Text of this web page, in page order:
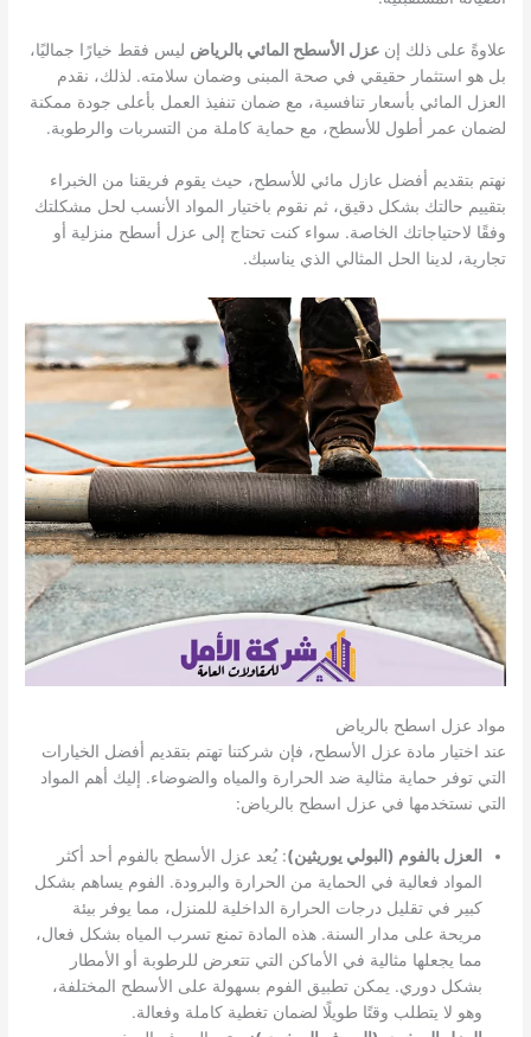
علاوةً على ذلك إنعزل الأسطح المائي بالرياض ليس فقط خيارًا جماليًا،
بل هو استثمار حقيقي في صحة المبنى وضمان سلامته. لذلك، نقدم
العزل المائي بأسعار تنافسية، مع ضمان تنفيذ العمل بأعلى جودة ممكنة
لضمان عمر أطول للأسطح، مع حماية كاملة من التسربات والرطوبة.
نهتم بتقديم أفضل عازل مائي للأسطح، حيث يقوم فريقنا من الخبراء
بتقييم حالتك بشكل دقيق، ثم نقوم باختيار المواد الأنسب لحل مشكلتك
وفقًا لاحتياجاتك الخاصة. سواء كنت تحتاج إلى عزل أسطح منزلية أو
تجارية، لدينا الحل المثالي الذي يناسبك.
مواد عزل اسطح بالرياض
عند اختيار مادة عزل الأسطح، فإن شركتنا تهتم بتقديم أفضل الخيارات
التي توفر حماية مثالية ضد الحرارة والمياه والضوضاء. إليك أهم المواد
التي نستخدمها في عزل اسطح بالرياض:
العزل بالفوم (البولي يوريثين): يُعد عزل الأسطح بالفوم أحد أكثر
المواد فعالية في الحماية من الحرارة والبرودة. الفوم يساهم بشكل
كبير في تقليل درجات الحرارة الداخلية للمنزل، مما يوفر بيئة
مريحة على مدار السنة. هذه المادة تمنع تسرب المياه بشكل فعال،
مما يجعلها مثالية في الأماكن التي تتعرض للرطوبة أو الأمطار
بشكل دوري. يمكن تطبيق الفوم بسهولة على الأسطح المختلفة،
وهو لا يتطلب وقتًا طويلًا لضمان تغطية كاملة وفعالة.